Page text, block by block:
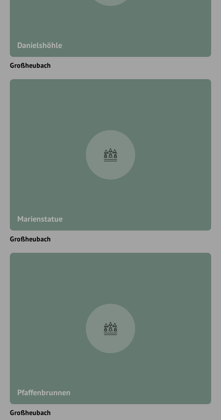
Danielshöhle
Großheubach
Marienstatue
Großheubach
Pfaffenbrunnen
Großheubach